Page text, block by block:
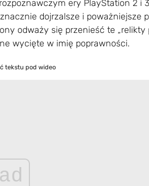
ery PlayStation 2 i
dojrzalsze i poważniejsze
odważy się przenieść te „relikty
wycięte w imię poprawności.
tekstu pod wideo
ad